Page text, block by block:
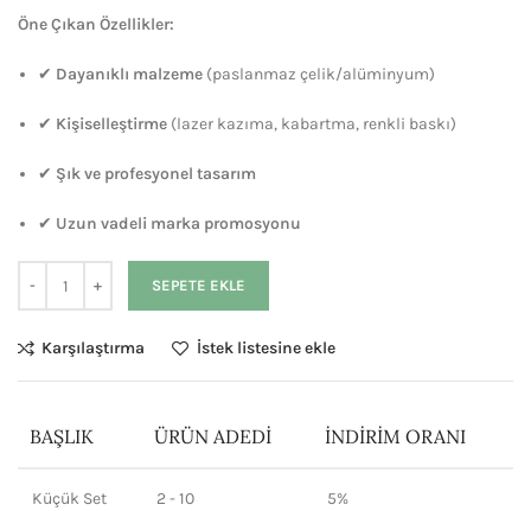
Öne Çıkan Özellikler:
✔ Dayanıklı malzeme (paslanmaz çelik/alüminyum)
✔ Kişiselleştirme (lazer kazıma, kabartma, renkli baskı)
✔ Şık ve profesyonel tasarım
✔ Uzun vadeli marka promosyonu
SEPETE EKLE
Karşılaştırma İstek listesine ekle
BAŞLIK ÜRÜN ADEDI İNDIRIM ORANI
Küçük Set 2 - 10 5%